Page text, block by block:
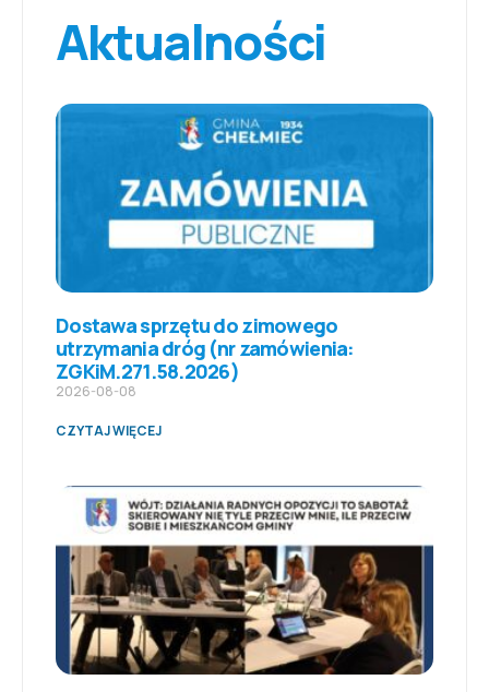
Aktualności
Dostawa sprzętu do zimowego
utrzymania dróg (nr zamówienia:
ZGKiM.271.58.2026)
2026-08-08
CZYTAJ WIĘCEJ